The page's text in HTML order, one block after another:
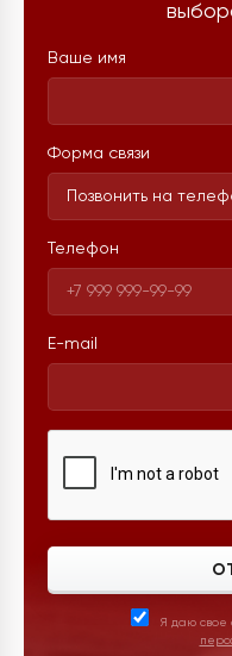
Ваше имя
Форма связи
Позвонить на
Телефон
E-mail
Я даю свое